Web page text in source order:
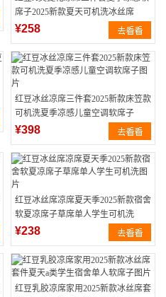
席子2025新款夏天可机洗冰丝席
¥258
红豆冰丝凉席三件套2025新款床笠款
可机洗夏季凉感儿童空调软席子
¥398
红豆冰丝席凉席夏天季2025新款宿舍
软夏凉席子草席单人学生可机洗
¥238
红豆乳胶凉席家用2025新款冰丝席套